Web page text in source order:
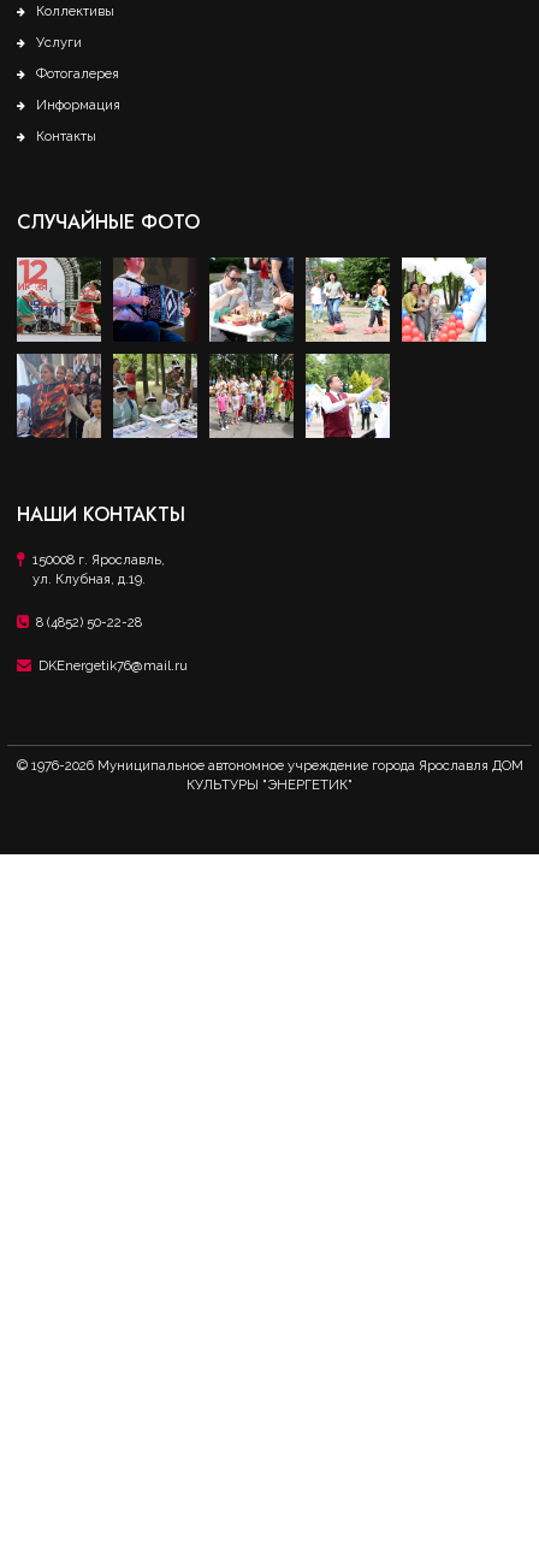
Коллективы
Услуги
Фотогалерея
Информация
Контакты
СЛУЧАЙНЫЕ ФОТО
НАШИ КОНТАКТЫ
150008 г. Ярославль,
ул. Клубная, д.19.
8 (4852) 50-22-28
DKEnergetik76@mail.ru
© 1976-2026 Муниципальное автономное учреждение города Ярославля ДОМ
КУЛЬТУРЫ "ЭНЕРГЕТИК"